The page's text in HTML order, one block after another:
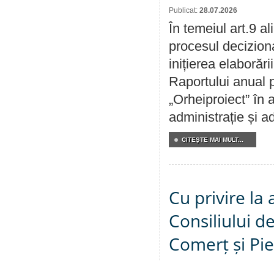
Publicat: 28.07.2026
În temeiul art.9
procesul
inițierea
Raportului anual
„Orheiproiect” în
administrație și
CITEŞTE MAI MULT...
Cu privire la
Consiliului
Comerț și